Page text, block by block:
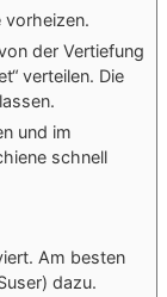
vorheizen.
der Vertiefung
verteilen. Die
und im
schnell
Am besten
dazu.